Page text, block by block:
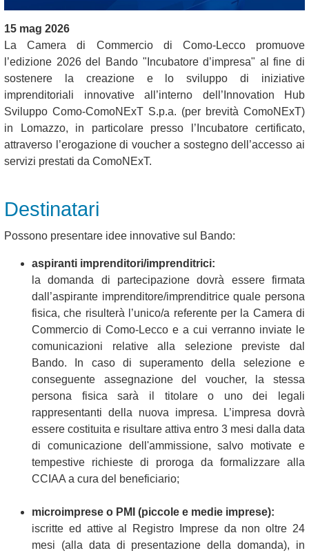
15 mag 2026
La Camera di Commercio di Como-Lecco promuove
l’edizione 2026 del Bando "Incubatore d’impresa" al fine di
sostenere la creazione e lo sviluppo di iniziative
imprenditoriali innovative all’interno dell’Innovation Hub
Sviluppo Como-ComoNExT S.p.a. (per brevità ComoNExT)
in Lomazzo, in particolare presso l’Incubatore certificato,
attraverso l’erogazione di voucher a sostegno dell’accesso ai
servizi prestati da ComoNExT.
Destinatari
Possono presentare idee innovative sul Bando:
aspiranti imprenditori/imprenditrici:
la domanda di partecipazione dovrà essere firmata
dall’aspirante imprenditore/imprenditrice quale persona
fisica, che risulterà l’unico/a referente per la Camera di
Commercio di Como-Lecco e a cui verranno inviate le
comunicazioni relative alla selezione previste dal
Bando. In caso di superamento della selezione e
conseguente assegnazione del voucher, la stessa
persona fisica sarà il titolare o uno dei legali
rappresentanti della nuova impresa. L’impresa dovrà
essere costituita e risultare attiva entro 3 mesi dalla data
di comunicazione dell'ammissione, salvo motivate e
tempestive richieste di proroga da formalizzare alla
CCIAA a cura del beneficiario;
microimprese o PMI (piccole e medie imprese):
iscritte ed attive al Registro Imprese da non oltre 24
mesi (alla data di presentazione della domanda), in